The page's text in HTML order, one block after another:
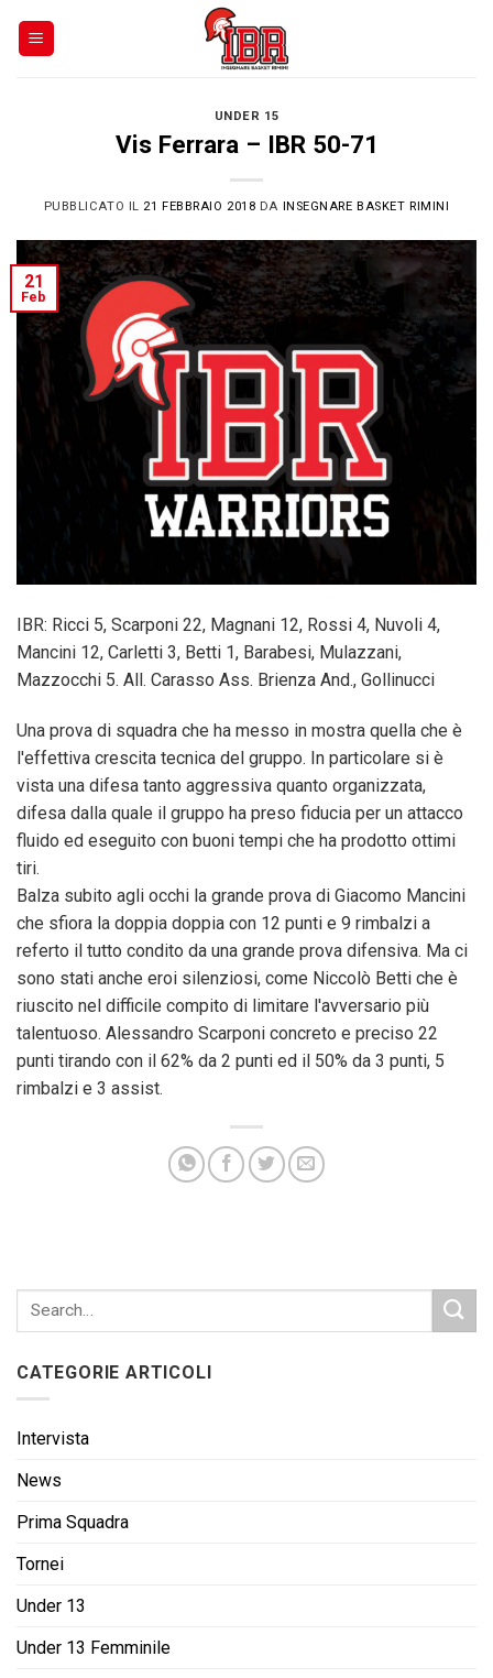
UNDER 15
Vis Ferrara – IBR 50-71
PUBBLICATO IL 21 FEBBRAIO 2018 DA INSEGNARE BASKET RIMINI
21
Feb
IBR: Ricci 5, Scarponi 22, Magnani 12, Rossi 4, Nuvoli 4,
Mancini 12, Carletti 3, Betti 1, Barabesi, Mulazzani,
Mazzocchi 5. All. Carasso Ass. Brienza And., Gollinucci
Una prova di squadra che ha messo in mostra quella che è
l'effettiva crescita tecnica del gruppo. In particolare si è
vista una difesa tanto aggressiva quanto organizzata,
difesa dalla quale il gruppo ha preso fiducia per un attacco
fluido ed eseguito con buoni tempi che ha prodotto ottimi
tiri.
Balza subito agli occhi la grande prova di Giacomo Mancini
che sfiora la doppia doppia con 12 punti e 9 rimbalzi a
referto il tutto condito da una grande prova difensiva. Ma ci
sono stati anche eroi silenziosi, come Niccolò Betti che è
riuscito nel difficile compito di limitare l'avversario più
talentuoso. Alessandro Scarponi concreto e preciso 22
punti tirando con il 62% da 2 punti ed il 50% da 3 punti, 5
rimbalzi e 3 assist.
CATEGORIE ARTICOLI
Intervista
News
Prima Squadra
Tornei
Under 13
Under 13 Femminile